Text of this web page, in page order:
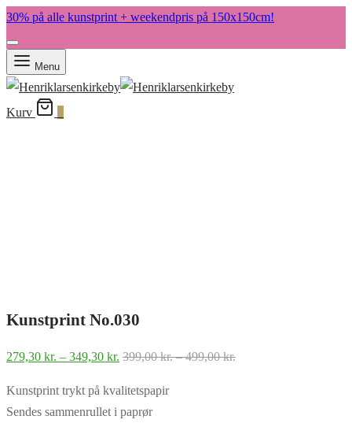
30% på alle kunstprint + weekendpris på 150x150cm!
Menu
Kurv
Kunstprint No.030
279,30 kr. – 349,30 kr. Prisinterval:
til
349,30 kr.
399,00kr. – 499,00kr.Prisinterval:
Kunstprint trykt på kvalitetspapir
Sendes sammenrullet i paprør